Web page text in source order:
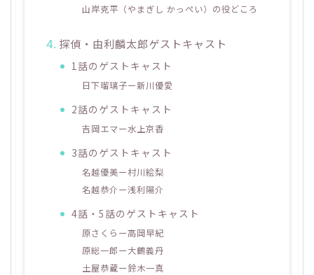
山岸克平（やまぎし かっぺい）の役どころ
探偵・由利麟太郎ゲストキャスト
1話のゲストキャスト
日下瑠璃子ー新川優愛
2話のゲストキャスト
吉岡エマー水上京香
3話のゲストキャスト
名越優美ー村川絵梨
名越恭介ー浅利陽介
4話・5話のゲストキャスト
原さくらー高岡早紀
原総一郎ー大鶴義丹
土屋恭蔵ー鈴木一真